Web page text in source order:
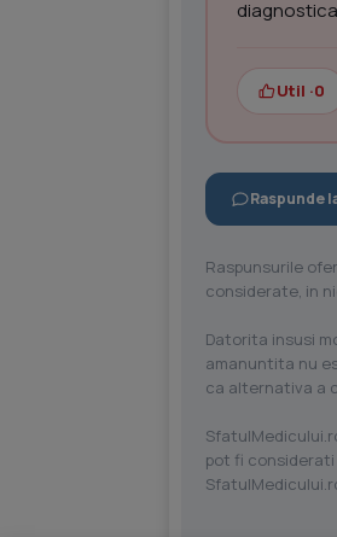
Util ·0
Raspunde
Raspunsurile
considerate, in
Datorita insusi
amanuntita nu
ca alternativa a
pot fi